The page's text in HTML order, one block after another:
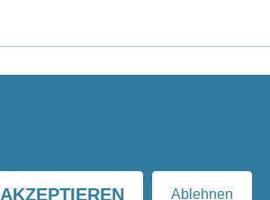
AKZEPTIEREN Ablehnen